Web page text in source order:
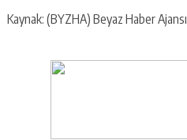
Kaynak: (BYZHA) Beyaz Haber Ajansı